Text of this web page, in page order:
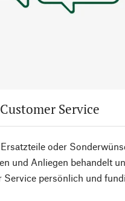
Customer Service
oder
und Anliegen behandelt
Service persönlich und